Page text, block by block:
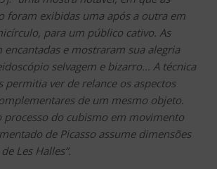
foram exibidas uma após a outra em
para um público cativo. As
encantadas e mostraram sua alegria
selvagem e bizarro… A técnica
permitia ver de relance os aspectos
de um mesmo objeto.
processo do cubismo em movimento
de Picasso assume dimensões
Les Halles”.